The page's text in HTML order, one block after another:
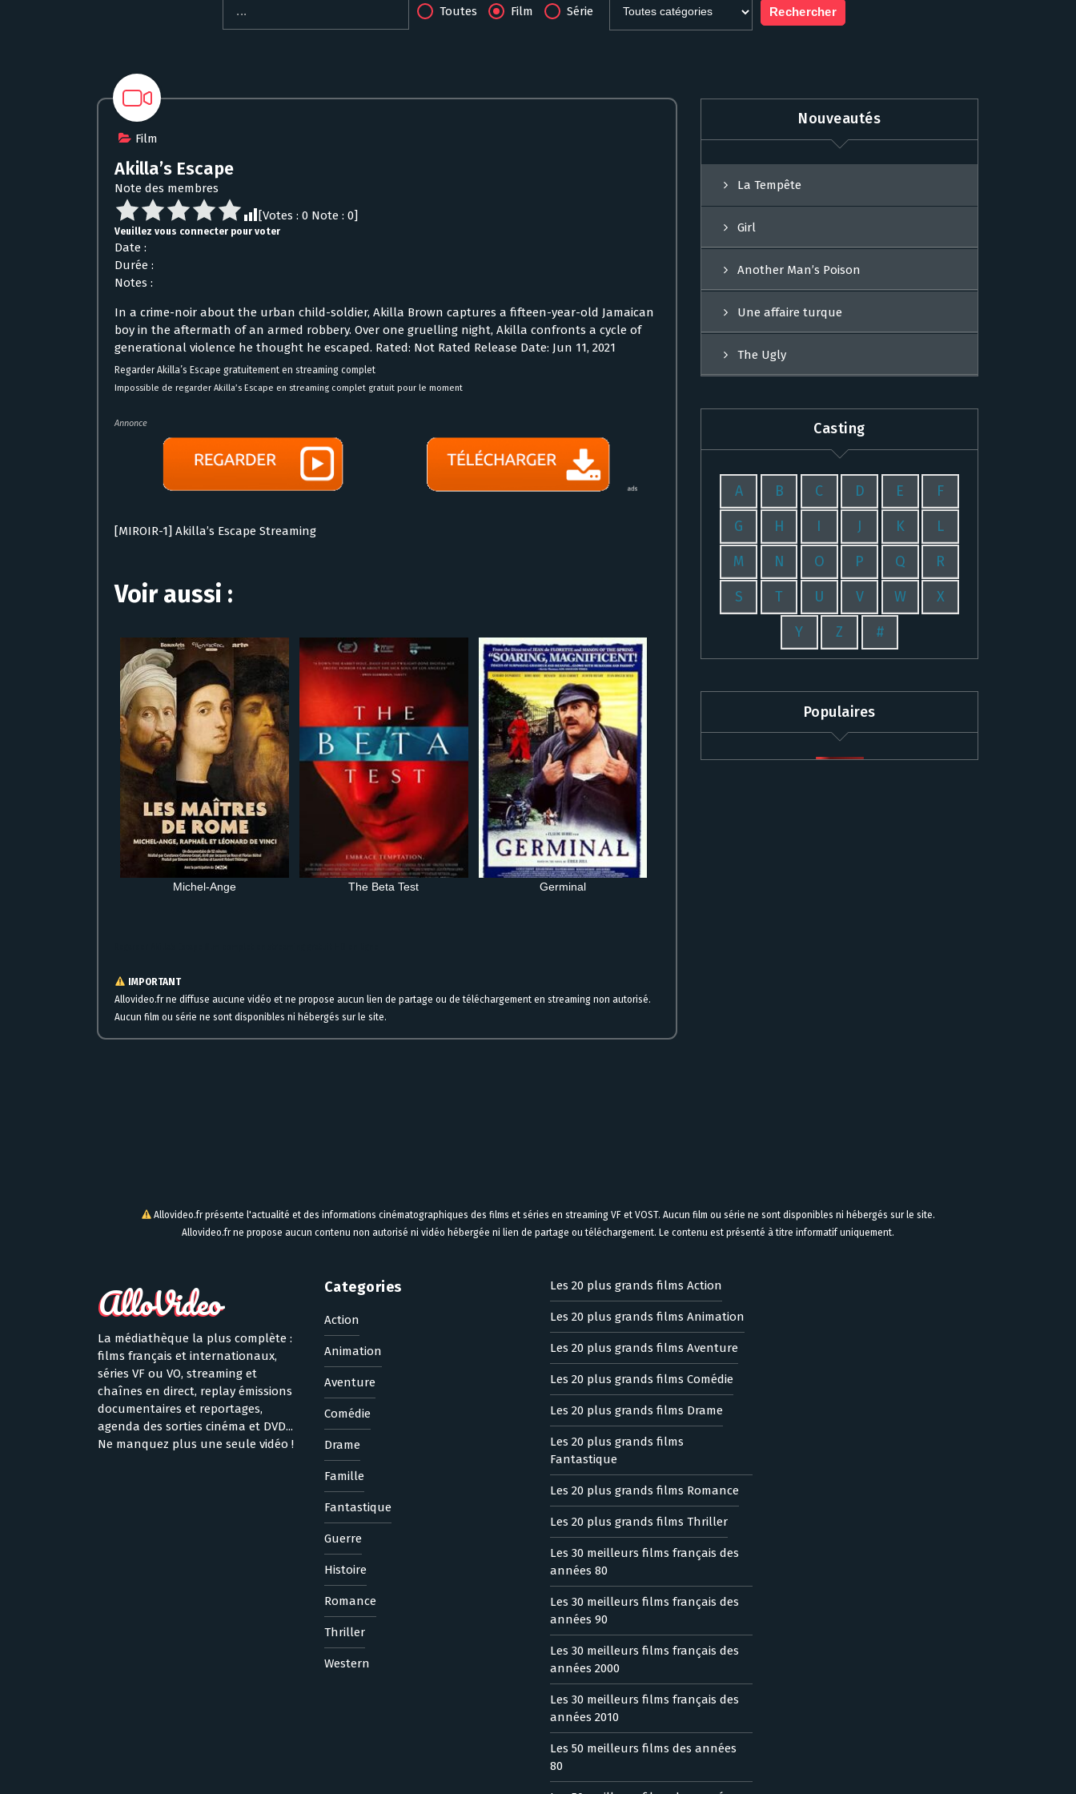
Toutes Film Série
Film
Akilla’s Escape
Note des membres
[Votes : 0 Note : 0]
Veuillez vous connecter pour voter
Date :
Durée :
Notes :
In a crime-noir about the urban child-soldier, Akilla Brown captures a fifteen-year-old Jamaican
boy in the aftermath of an armed robbery. Over one gruelling night, Akilla confronts a cycle of
generational violence he thought he escaped. Rated: Not Rated Release Date: Jun 11, 2021
Regarder Akilla’s Escape gratuitement en streaming complet
Impossible de regarder Akilla’s Escape en streaming complet gratuit pour le moment
Annonce
[MIROIR-1] Akilla’s Escape Streaming
Voir aussi :
Michel-Ange The Beta Test Germinal
IMPORTANT
Allovideo.fr ne diffuse aucune vidéo et ne propose aucun lien de partage ou de téléchargement en streaming non autorisé.
Aucun film ou série ne sont disponibles ni hébergés sur le site.
Nouveautés
La Tempête
Girl
Another Man’s Poison
Une affaire turque
The Ugly
Casting
A B C D E F
G H I J K L
M N O P Q R
S T U V W X
Y Z #
Populaires
Allovideo.fr présente l'actualité et des informations cinématographiques des films et séries en streaming VF et VOST. Aucun film ou série ne sont disponibles ni hébergés sur le site.
Allovideo.fr ne propose aucun contenu non autorisé ni vidéo hébergée ni lien de partage ou téléchargement. Le contenu est présenté à titre informatif uniquement.
La médiathèque la plus complète :
films français et internationaux,
séries VF ou VO, streaming et
chaînes en direct, replay émissions
documentaires et reportages,
agenda des sorties cinéma et DVD...
Ne manquez plus une seule vidéo !
Categories
Action
Animation
Aventure
Comédie
Drame
Famille
Fantastique
Guerre
Histoire
Romance
Thriller
Western
Les 20 plus grands films Action
Les 20 plus grands films Animation
Les 20 plus grands films Aventure
Les 20 plus grands films Comédie
Les 20 plus grands films Drame
Les 20 plus grands films
Fantastique
Les 20 plus grands films Romance
Les 20 plus grands films Thriller
Les 30 meilleurs films français des
années 80
Les 30 meilleurs films français des
années 90
Les 30 meilleurs films français des
années 2000
Les 30 meilleurs films français des
années 2010
Les 50 meilleurs films des années
80